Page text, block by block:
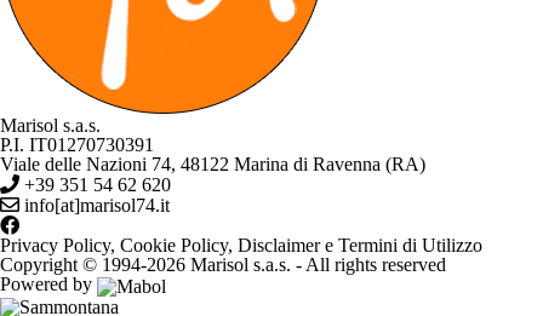
Marisol s.a.s.
P.I. IT01270730391
Viale delle Nazioni 74, 48122 Marina di Ravenna (RA)
+39 351 54 62 620
info[at]marisol74.it
Privacy Policy, Cookie Policy, Disclaimere Termini di Utilizzo
Copyright © 1994-2026 Marisol s.a.s. - All rights reserved
Powered by